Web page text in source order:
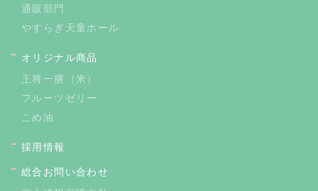
通販部門
やすらぎ天童ホール
オリジナル商品
王将一膳（米）
フルーツゼリー
こめ油
採用情報
総合お問い合わせ